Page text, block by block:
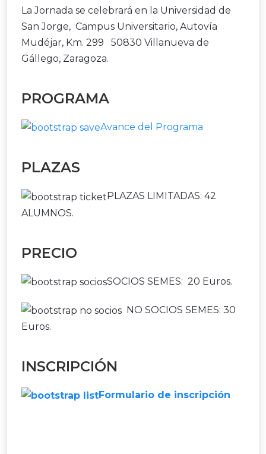
La Jornada se celebrará en la Universidad de
San Jorge, Campus Universitario, Autovía
Mudéjar, Km. 299 50830 Villanueva de
Gállego, Zaragoza.
PROGRAMA
Avance del Programa
PLAZAS
PLAZAS LIMITADAS: 42
ALUMNOS.
PRECIO
SOCIOS SEMES: 20 Euros.
NO SOCIOS SEMES: 30
Euros.
INSCRIPCIÓN
Formulario de inscripción